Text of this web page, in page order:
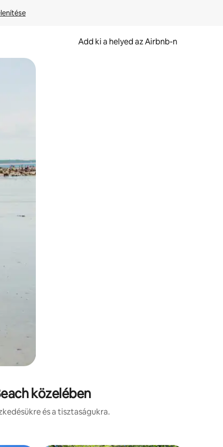
Add ki a helyed az Airbnb-n
közelében
és a tisztaságukra.